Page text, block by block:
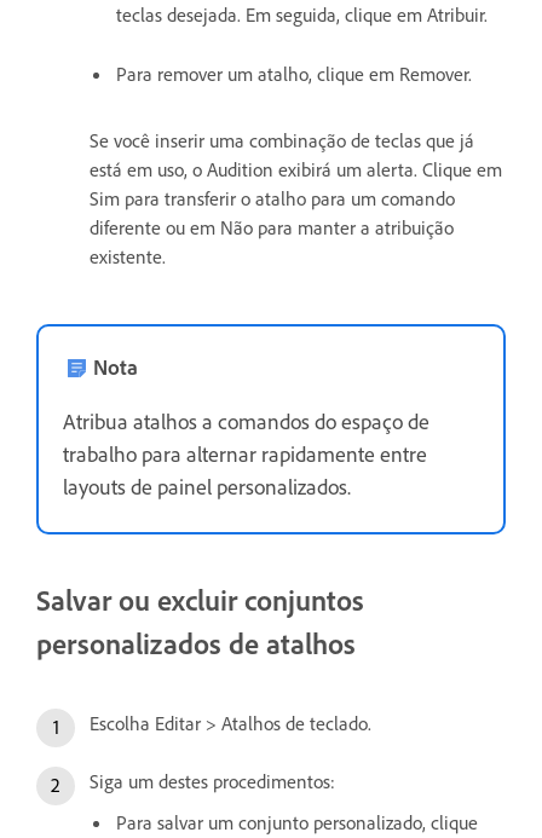
teclas desejada. Em seguida, clique em Atribuir.
Para remover um atalho, clique em Remover.
Se você inserir uma combinação de teclas que já
está em uso, o Audition exibirá um alerta. Clique em
Sim para transferir o atalho para um comando
diferente ou em Não para manter a atribuição
existente.
Nota
Atribua atalhos a comandos do espaço de
trabalho para alternar rapidamente entre
layouts de painel personalizados.
Salvar ou excluir conjuntos
personalizados de atalhos
Escolha Editar > Atalhos de teclado.
Siga um destes procedimentos:
Para salvar um conjunto personalizado, clique